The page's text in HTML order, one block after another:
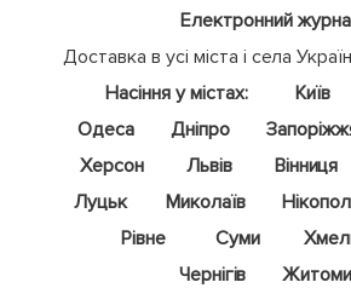
Електронний
Доставка в усі міста і села
Насіння у містах:
Київ
Одеса
Дніпро
Херсон
Львів Вінниця
Луцьк
Миколаїв
Рівне
Суми
Чернігів